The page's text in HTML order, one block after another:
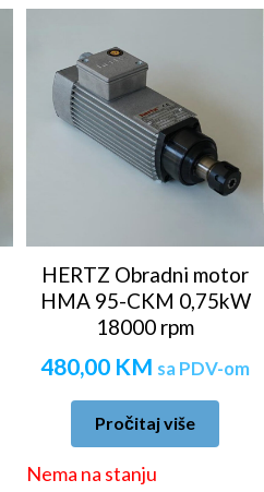
HERTZ Obradni motor
HMA 95-CKM 0,75kW
18000 rpm
480,00 KM sa PDV-om
Pročitaj više
Nema na stanju